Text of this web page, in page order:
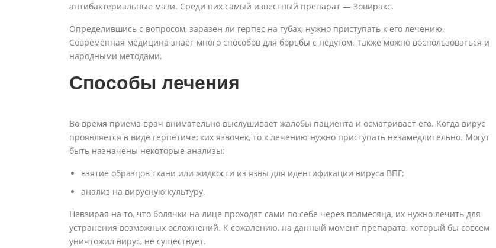
антибактериальные мази. Среди них самый известный препарат — Зовиракс.
Определившись с вопросом, заразен ли герпес на губах, нужно приступать к его лечению.
Современная медицина знает много способов для борьбы с недугом. Также можно воспользоваться и
народными методами.
Способы лечения
Во время приема врач внимательно выслушивает жалобы пациента и осматривает его. Когда вирус
проявляется в виде герпетических язвочек, то к лечению нужно приступать незамедлительно. Могут
быть назначены некоторые анализы:
взятие образцов ткани или жидкости из язвы для идентификации вируса ВПГ;
анализ на вирусную культуру.
Невзирая на то, что болячки на лице проходят сами по себе через полмесяца, их нужно лечить для
устранения возможных осложнений. К сожалению, на данный момент препарата, который бы совсем
уничтожил вирус, не существует.